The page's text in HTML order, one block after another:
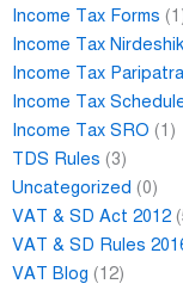
Income Tax Forms
Income Tax
Income Tax Paripatra
Income Tax
Income Tax SRO (1)
TDS Rules (3)
Uncategorized (0)
VAT & SD Act 2012
VAT & SD Rules
VAT Blog (12)